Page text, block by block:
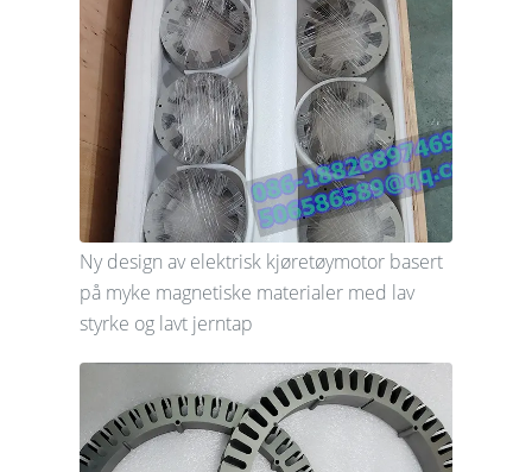
Ny design av elektrisk kjøretøymotor basert
på myke magnetiske materialer med lav
styrke og lavt jerntap